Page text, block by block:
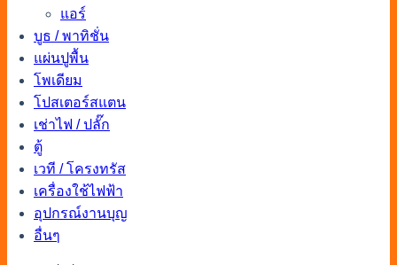
แอร์
บูธ / พาทิชั่น
แผ่นปูพื้น
โพเดียม
โปสเตอร์สแตน
เช่าไฟ / ปลั๊ก
ตู้
เวที / โครงทรัส
เครื่องใช้ไฟฟ้า
อุปกรณ์งานบุญ
อื่นๆ